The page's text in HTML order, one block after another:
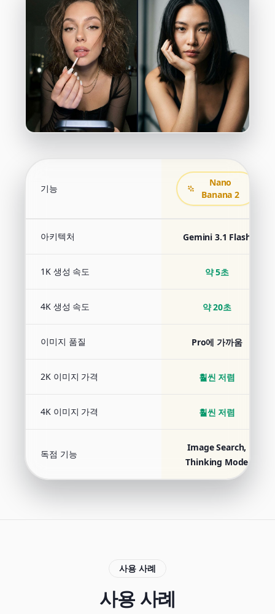
기능
Nano
Banana 2
아키텍처 Gemini 3.1 Flash
1K 생성 속도 약 5초
4K 생성 속도 약 20초
이미지 품질 Pro에 가까움
2K 이미지 가격 훨씬 저렴
4K 이미지 가격 훨씬 저렴
독점 기능
Image Search,
Thinking Mode
사용 사례
사용 사례